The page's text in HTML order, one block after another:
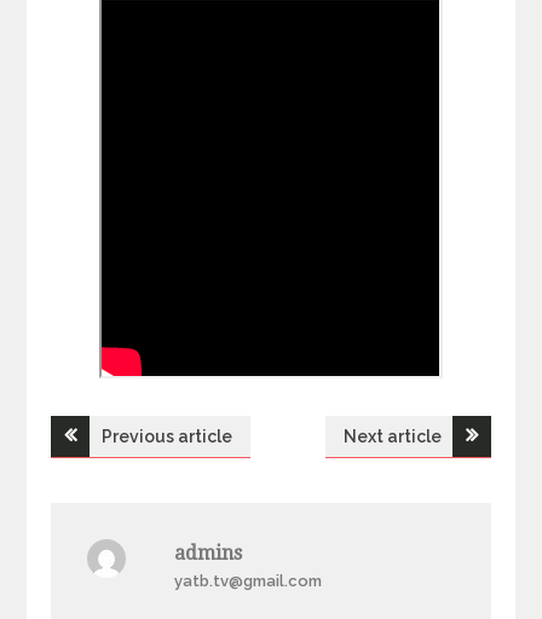
Н
Previous article Next article
admins
yatb.tv@gmail.com